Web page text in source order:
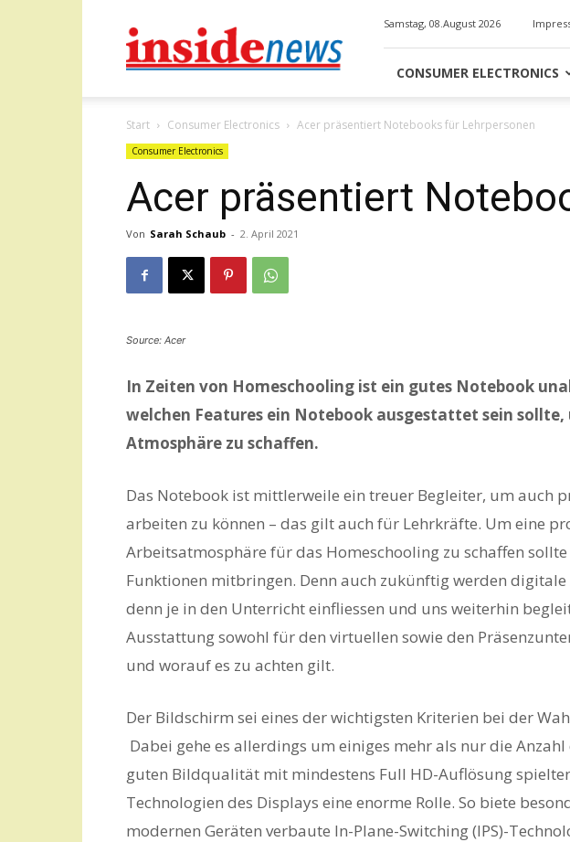
Samstag, 08.August 2026
CONSUMER ELECTRONICS
Start Consumer Electronics Acer präsentiert Notebooks für Lehrpersonen
Consumer Electronics
Acer präsentiert
Von Sarah Schaub - 2. April 2021
Source: Acer
In Zeiten von Homeschooling ist ein gutes Notebook
welchen Features ein Notebook ausgestattet sein
Atmosphäre zu schaffen.
Das Notebook ist mittlerweile ein treuer Begleiter, um auch
arbeiten zu können – das gilt auch für Lehrkräfte. Um eine
Arbeitsatmosphäre für das Homeschooling zu schaffen
Funktionen mitbringen. Denn auch zukünftig werden
denn je in den Unterricht einfliessen und uns weiterhin
Ausstattung sowohl für den virtuellen sowie den
und worauf es zu achten gilt.
Der Bildschirm sei eines der wichtigsten Kriterien bei der
Dabei gehe es allerdings um einiges mehr als nur die
guten Bildqualität mit mindestens Full HD-Auflösung
Technologien des Displays eine enorme Rolle. So biete
modernen Geräten verbaute In-Plane-Switching (IPS)-